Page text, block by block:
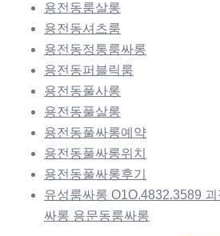
용전동룸살롱
용전동셔츠룸
용전동정통룸싸롱
용전동퍼블릭룸
용전동풀사롱
용전동풀살롱
용전동풀싸롱예약
용전동풀싸롱위치
용전동풀싸롱후기
유성룸싸롱 O1O.4832.3589
싸롱 용문동룸싸롱